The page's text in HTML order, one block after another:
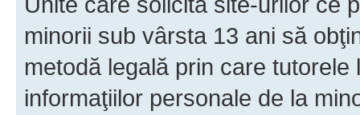
minorii sub vârsta 13 ani să
metodă legală prin care
informaţiilor personale de la